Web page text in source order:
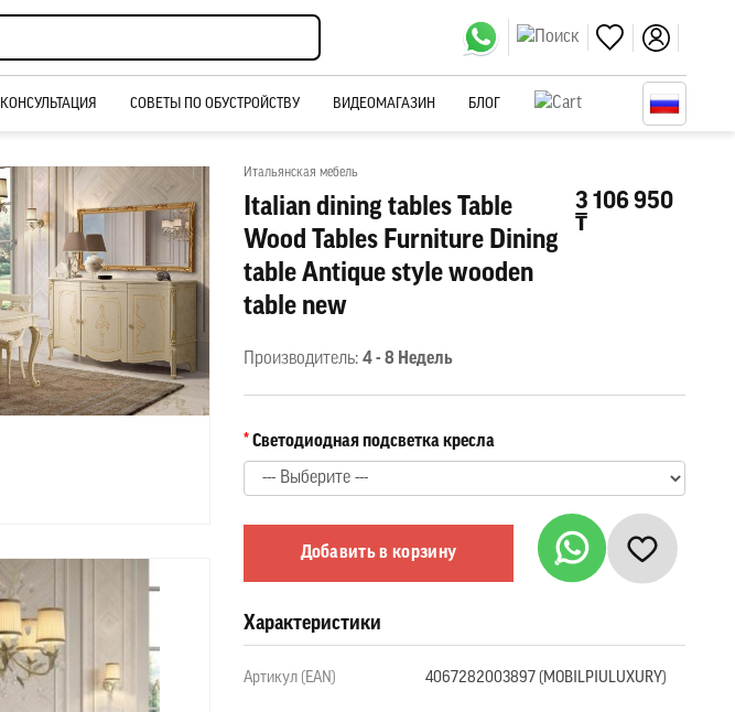
КОНСУЛЬТАЦИЯ СОВЕТЫ ПО ОБУСТРОЙСТВУ ВИДЕОМАГАЗИН БЛОГ
Итальянская мебель
Italian dining tables Table
Wood Tables Furniture Dining
table Antique style wooden
table new
3 106 950
₸
Производитель: 4 - 8 Недель
Светодиодная подсветка кресла
Добавить в корзину
Характеристики
Артикул (EAN) 4067282003897 (MOBILPIULUXURY)